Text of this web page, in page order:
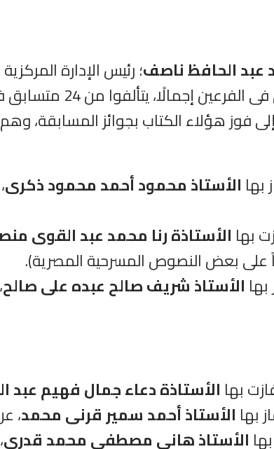
الحافظناصف؛ رئيس الإدارة
فوز هؤلاء الكتاب بجوائز المسابقة، وهم
الأستاذ محمود أحمد محمود ذكرى
الأستاذة رنا محمد عبد القوى
على بعض النصوص المسرحية المصرية).
الأستاذ شريف صالح عبده على صالح
الأستاذة دعاء جمال فهيم عبد
الأستاذ أحمد سمير قرنى محمد،
الأستاذ هانى مصطفى محمد قدرى